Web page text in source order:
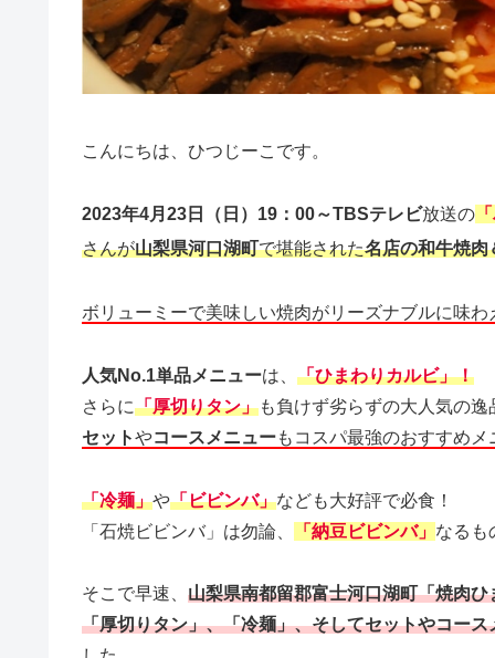
こんにちは、ひつじーこです。
2023年4月23日（日）19：00～TBSテレビ放送の
さんが山梨県河口湖町で堪能された名店の和牛焼肉
ボリューミーで美味しい焼肉がリーズナブルに味
人気No.1単品メニューは、 「ひまわりカルビ」！
さらに「厚切りタン」も負けず劣らずの大人気の逸
セットやコースメニューもコスパ最強のおすすめメ
「冷麺」や「ビビンバ」なども大好評で必食！
「石焼ビビンバ」は勿論、
「納豆ビビンバ」 なるも
そこで早速、 山梨県南都留郡富士河口湖町「焼肉
「厚切りタン」、「冷麺」、そしてセットやコース